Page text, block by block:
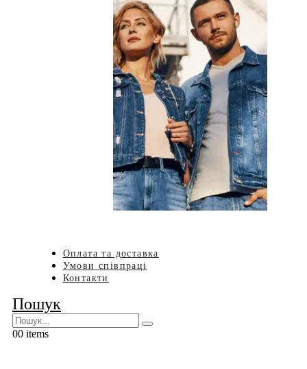
Оплата та доставка
Умови співпраці
Контакти
Пошук
00 items